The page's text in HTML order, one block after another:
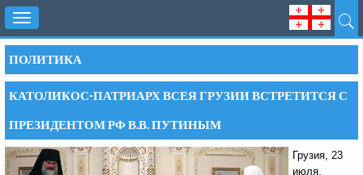
Toggle
navigation
ПОЛИТИКА
КАТОЛИКОС-ПАТРИАРХ ВСЕЯ ГРУЗИИ ВСТРЕТИТСЯ С
ПРЕЗИДЕНТОМ РФ В.В. ПУТИНЫМ
Грузия, 23
июля,